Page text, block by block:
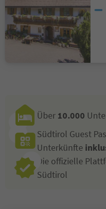
Über 10.000
Südtirol Guest
Unterkünfte
Die offizielle
Südtirol